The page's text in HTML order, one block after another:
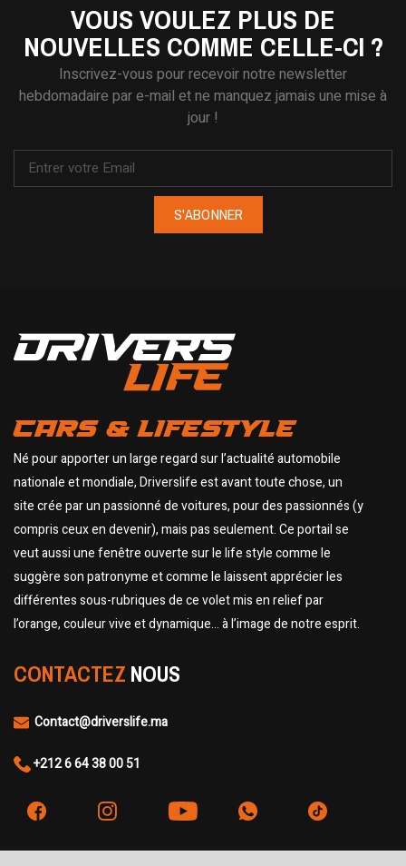
VOUS VOULEZ PLUS DE
NOUVELLES COMME CELLE-CI ?
Inscrivez-vous pour recevoir notre newsletter
hebdomadaire par e-mail et ne manquez jamais une mise à
jour !
S'ABONNER
CARS & LIFESTYLE
Né pour apporter un large regard sur l’actualité automobile
nationale et mondiale, Driverslife est avant toute chose, un
site crée par un passionné de voitures, pour des passionnés (y
compris ceux en devenir), mais pas seulement. Ce portail se
veut aussi une fenêtre ouverte sur le life style comme le
suggère son patronyme et comme le laissent apprécier les
différentes sous-rubriques de ce volet mis en relief par
l’orange, couleur vive et dynamique… à l’image de notre esprit.
CONTACTEZ NOUS
Contact@driverslife.ma
+212 6 64 38 00 51